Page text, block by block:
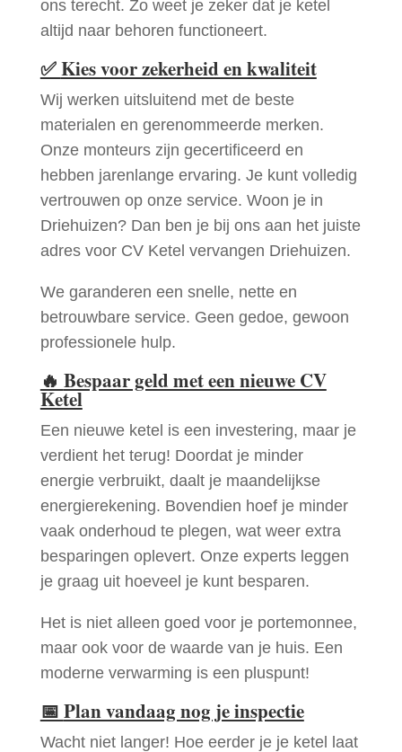
ons terecht. Zo weet je zeker dat je ketel
altijd naar behoren functioneert.
✅Kies voor zekerheid en kwaliteit
Wij werken uitsluitend met de beste
materialen en gerenommeerde merken.
Onze monteurs zijn gecertificeerd en
hebben jarenlange ervaring. Je kunt volledig
vertrouwen op onze service. Woon je in
Driehuizen? Dan ben je bij ons aan het juiste
adres voor CV Ketel vervangen Driehuizen.
We garanderen een snelle, nette en
betrouwbare service. Geen gedoe, gewoon
professionele hulp.
🔥 Bespaar geld met een nieuwe CV
Ketel
Een nieuwe ketel is een investering, maar je
verdient het terug! Doordat je minder
energie verbruikt, daalt je maandelijkse
energierekening. Bovendien hoef je minder
vaak onderhoud te plegen, wat weer extra
besparingen oplevert. Onze experts leggen
je graag uit hoeveel je kunt besparen.
Het is niet alleen goed voor je portemonnee,
maar ook voor de waarde van je huis. Een
moderne verwarming is een pluspunt!
📅 Plan vandaag nog je inspectie
Wacht niet langer! Hoe eerder je je ketel laat